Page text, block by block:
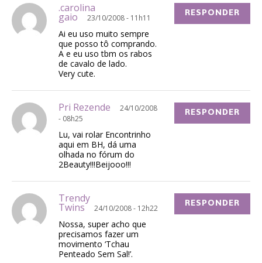
.carolina
gaio 23/10/2008 - 11h11
Ai eu uso muito sempre
que posso tô comprando.
A e eu uso tbm os rabos
de cavalo de lado.
Very cute.
RESPONDER
Pri Rezende
24/10/2008
- 08h25
Lu, vai rolar Encontrinho
aqui em BH, dá uma
olhada no fórum do
2Beauty!!!Beijooo!!!
RESPONDER
Trendy
Twins 24/10/2008 - 12h22
Nossa, super acho que
precisamos fazer um
movimento ‘Tchau
Penteado Sem Sal!’.
RESPONDER